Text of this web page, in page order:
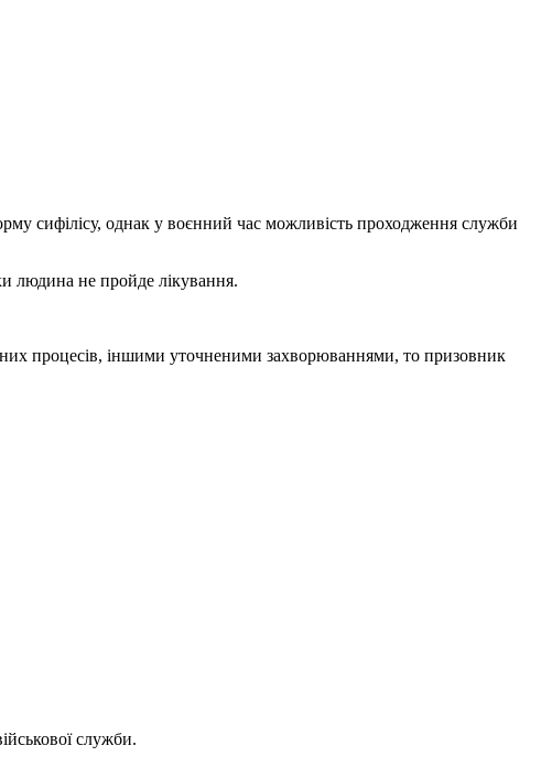
сифілісу, однак у воєнний час можливість проходження служби
людина не пройде лікування.
процесів, іншими уточненими захворюваннями, то призовник
служби.